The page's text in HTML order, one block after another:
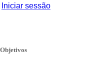
Iniciar sessão
Objetivos